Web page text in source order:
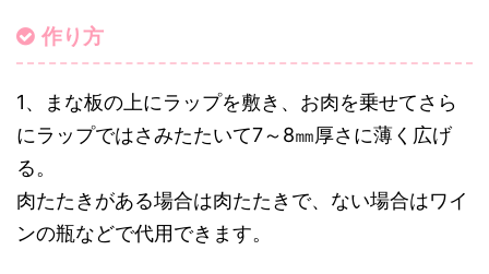
作り方
1、まな板の上にラップを敷き、お肉を乗せてさら
にラップではさみたたいて7～8㎜厚さに薄く広げ
る。
肉たたきがある場合は肉たたきで、ない場合はワイ
ンの瓶などで代用できます。